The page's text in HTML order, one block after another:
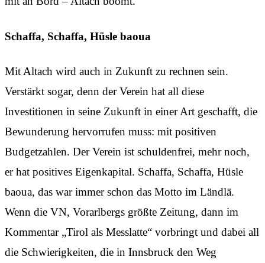
Schaffa, Schaffa, Hüsle baoua
Mit Altach wird auch in Zukunft zu rechnen sein.
Verstärkt sogar, denn der Verein hat all diese
Investitionen in seine Zukunft in einer Art geschafft, die
Bewunderung hervorrufen muss: mit positiven
Budgetzahlen. Der Verein ist schuldenfrei, mehr noch,
er hat positives Eigenkapital. Schaffa, Schaffa, Hüsle
baoua, das war immer schon das Motto im Ländlä.
Wenn die VN, Vorarlbergs größte Zeitung, dann im
Kommentar „Tirol als Messlatte“ vorbringt und dabei all
die Schwierigkeiten, die in Innsbruck den Weg